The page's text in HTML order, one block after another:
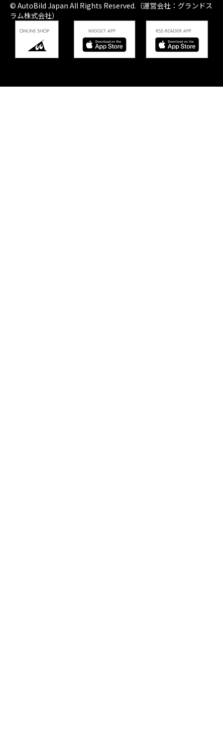
© AutoBild Japan All Rights Reserved.（運営会社：グランドス
ラム株式会社）